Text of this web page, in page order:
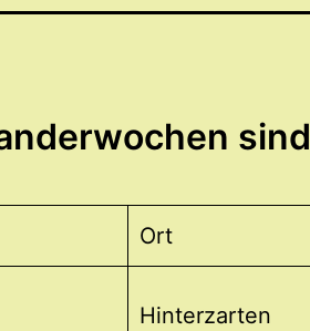
sind
Ort
Hinterzarten